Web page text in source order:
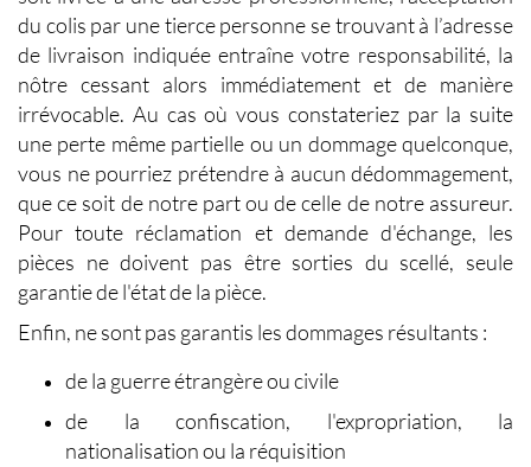
du colis par une tierce personne se trouvant à l’adresse
de livraison indiquée entraîne votre responsabilité, la
nôtre cessant alors immédiatement et de manière
irrévocable. Au cas où vous constateriez par la suite
une perte même partielle ou un dommage quelconque,
vous ne pourriez prétendre à aucun dédommagement,
que ce soit de notre part ou de celle de notre assureur.
Pour toute réclamation et demande d'échange, les
pièces ne doivent pas être sorties du scellé, seule
garantie de l'état de la pièce.
Enfin, ne sont pas garantis les dommages résultants :
de la guerre étrangère ou civile
de la confiscation, l'expropriation, la
nationalisation ou la réquisition